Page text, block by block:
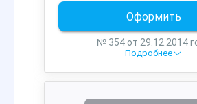
Оформить
№ 354 от 29.12.2014
Подробнее